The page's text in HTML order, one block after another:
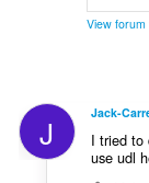
View
J Jack-
I tried to
use udl